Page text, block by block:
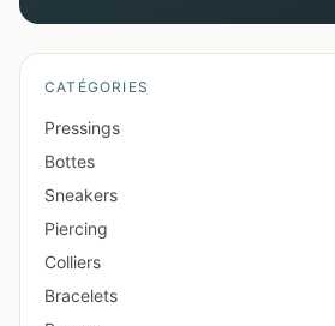
CATÉGORIES
Pressings
Bottes
Sneakers
Piercing
Colliers
Bracelets